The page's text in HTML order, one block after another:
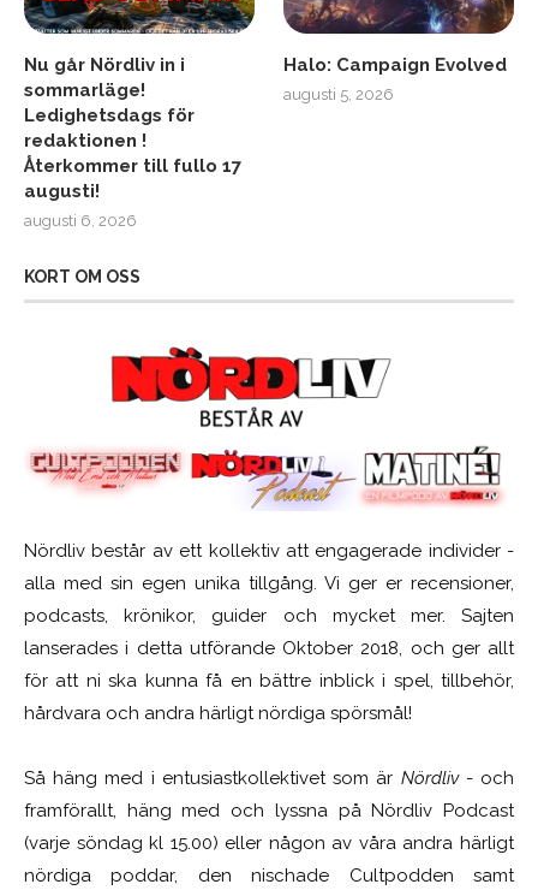
Nu går Nördliv in i
sommarläge!
Ledighetsdags för
redaktionen !
Återkommer till fullo 17
augusti!
augusti 6, 2026
Halo: Campaign Evolved
augusti 5, 2026
KORT OM OSS
Nördliv består av ett kollektiv att engagerade individer -
alla med sin egen unika tillgång. Vi ger er recensioner,
podcasts, krönikor, guider och mycket mer. Sajten
lanserades i detta utförande Oktober 2018, och ger allt
för att ni ska kunna få en bättre inblick i spel, tillbehör,
hårdvara och andra härligt nördiga spörsmål!
Så häng med i entusiastkollektivet som är Nördliv- och
framförallt, häng med och lyssna på Nördliv Podcast
(varje söndag kl 15.00) eller någon av våra andra härligt
nördiga poddar, den nischade Cultpodden samt